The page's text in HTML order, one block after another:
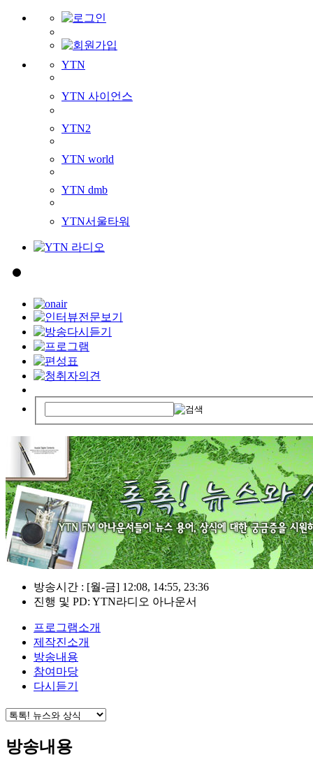
YTN
YTN 사이언스
YTN2
YTN world
YTN dmb
YTN서울타워
방송시간 : [월-금] 12:08, 14:55, 23:36
진행 및 PD: YTN라디오 아나운서
프로그램소개
제작진소개
방송내용
참여마당
다시듣기
방송내용